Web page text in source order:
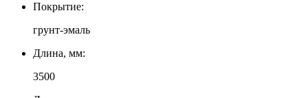
Покрытие:
грунт-эмаль
Длина, мм:
3500